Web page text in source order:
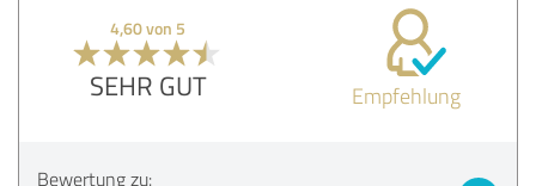
4,60 von 5
SEHR GUT Empfehlung
Bewertung zu: